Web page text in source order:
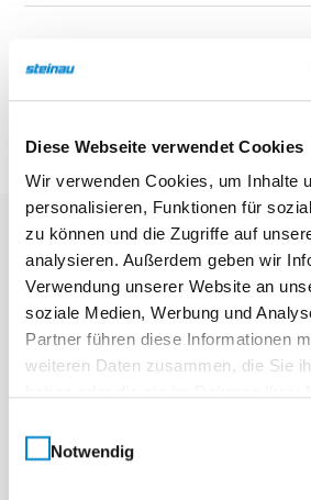
Diese Webseite verwendet Cookies
Wir verwenden Cookies, um Inhalte
personalisieren, Funktionen für
zu können und die Zugriffe auf
analysieren. Außerdem geben wir
Verwendung unserer Website an
soziale Medien, Werbung und
Partner führen diese Informationen
weiteren Daten zusammen, die Sie
Notwendig
* Bei einem P 80-4 bis 7,5 m2
einem P 90-4 bis 9 m2
Automatischer
mehr
bestens geschützt. Das Tor